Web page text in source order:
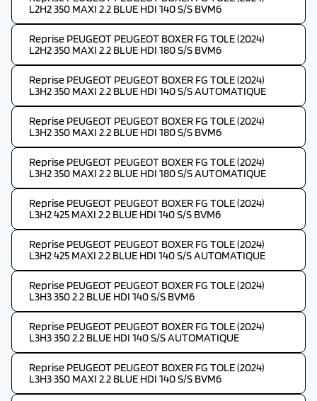
L2H2 350 MAXI 2.2 BLUE HDI 140 S/S BVM6
Reprise PEUGEOT PEUGEOT BOXER FG TOLE (2024)
L2H2 350 MAXI 2.2 BLUE HDI 180 S/S BVM6
Reprise PEUGEOT PEUGEOT BOXER FG TOLE (2024)
L3H2 350 MAXI 2.2 BLUE HDI 140 S/S AUTOMATIQUE
Reprise PEUGEOT PEUGEOT BOXER FG TOLE (2024)
L3H2 350 MAXI 2.2 BLUE HDI 180 S/S BVM6
Reprise PEUGEOT PEUGEOT BOXER FG TOLE (2024)
L3H2 350 MAXI 2.2 BLUE HDI 180 S/S AUTOMATIQUE
Reprise PEUGEOT PEUGEOT BOXER FG TOLE (2024)
L3H2 425 MAXI 2.2 BLUE HDI 140 S/S BVM6
Reprise PEUGEOT PEUGEOT BOXER FG TOLE (2024)
L3H2 425 MAXI 2.2 BLUE HDI 140 S/S AUTOMATIQUE
Reprise PEUGEOT PEUGEOT BOXER FG TOLE (2024)
L3H3 350 2.2 BLUE HDI 140 S/S BVM6
Reprise PEUGEOT PEUGEOT BOXER FG TOLE (2024)
L3H3 350 2.2 BLUE HDI 140 S/S AUTOMATIQUE
Reprise PEUGEOT PEUGEOT BOXER FG TOLE (2024)
L3H3 350 MAXI 2.2 BLUE HDI 140 S/S BVM6